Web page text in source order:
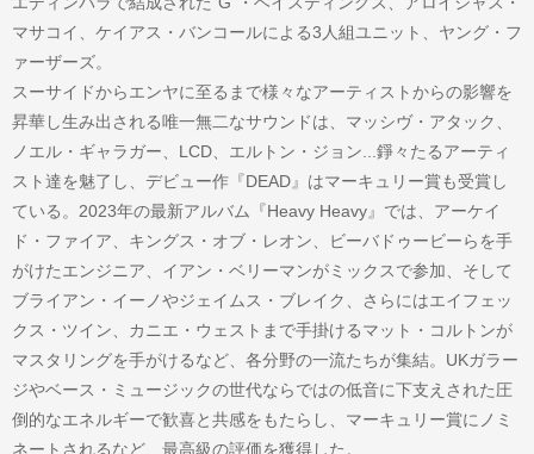
マサコイ、ケイアス・バンコールによる3人組ユニット、ヤング・フ
ァーザーズ。
スーサイドからエンヤに至るまで様々なアーティストからの影響を
昇華し生み出される唯一無二なサウンドは、マッシヴ・アタック、
ノエル・ギャラガー、LCD、エルトン・ジョン...錚々たるアーティ
スト達を魅了し、デビュー作『DEAD』はマーキュリー賞も受賞し
ている。2023年の最新アルバム『Heavy Heavy』では、アーケイ
ド・ファイア、キングス・オブ・レオン、ビーバドゥービーらを手
がけたエンジニア、イアン・ベリーマンがミックスで参加、そして
ブライアン・イーノやジェイムス・ブレイク、さらにはエイフェッ
クス・ツイン、カニエ・ウェストまで手掛けるマット・コルトンが
マスタリングを手がけるなど、各分野の一流たちが集結。UKガラー
ジやベース・ミュージックの世代ならではの低音に下支えされた圧
倒的なエネルギーで歓喜と共感をもたらし、マーキュリー賞にノミ
ネートされるなど、最高級の評価を獲得した。